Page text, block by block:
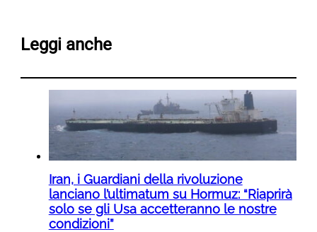
Leggi anche
Iran, i Guardiani della rivoluzione
lanciano l’ultimatum su Hormuz: “Riaprirà
solo se gli Usa accetteranno le nostre
condizioni”